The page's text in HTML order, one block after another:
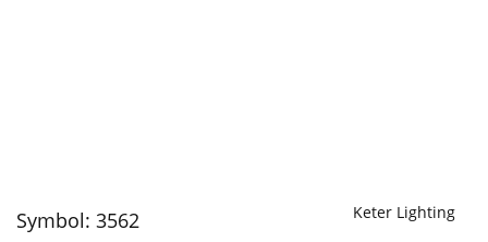
Symbol: 3562 Keter Lighting